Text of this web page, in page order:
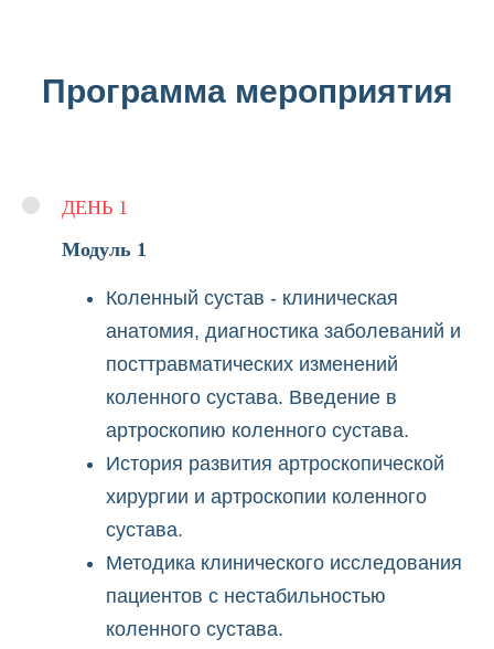
Программа мероприятия
ДЕНЬ 1
Модуль 1
Коленный сустав - клиническая
анатомия, диагностика заболеваний и
посттравматических изменений
коленного сустава. Введение в
артроскопию коленного сустава.
История развития артроскопической
хирургии и артроскопии коленного
сустава.
Методика клинического исследования
пациентов с нестабильностью
коленного сустава.